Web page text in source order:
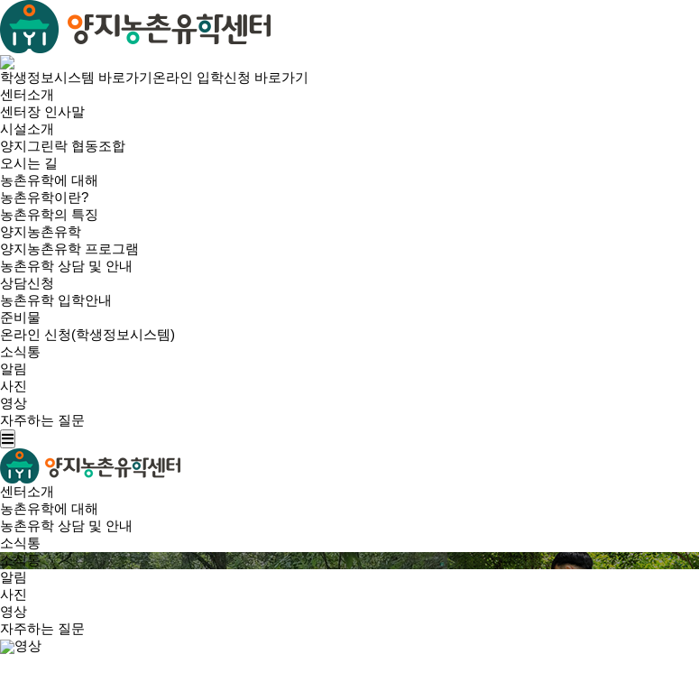
학생정보시스템 바로가기온라인 입학신청 바로가기
센터소개
센터장 인사말
시설소개
양지그린락 협동조합
오시는 길
농촌유학에 대해
농촌유학이란?
농촌유학의 특징
양지농촌유학
양지농촌유학 프로그램
농촌유학 상담 및 안내
상담신청
농촌유학 입학안내
준비물
온라인 신청(학생정보시스템)
소식통
알림
사진
영상
자주하는 질문
센터소개
농촌유학에 대해
농촌유학 상담 및 안내
소식통
소식통
알림
사진
영상
자주하는 질문
영상